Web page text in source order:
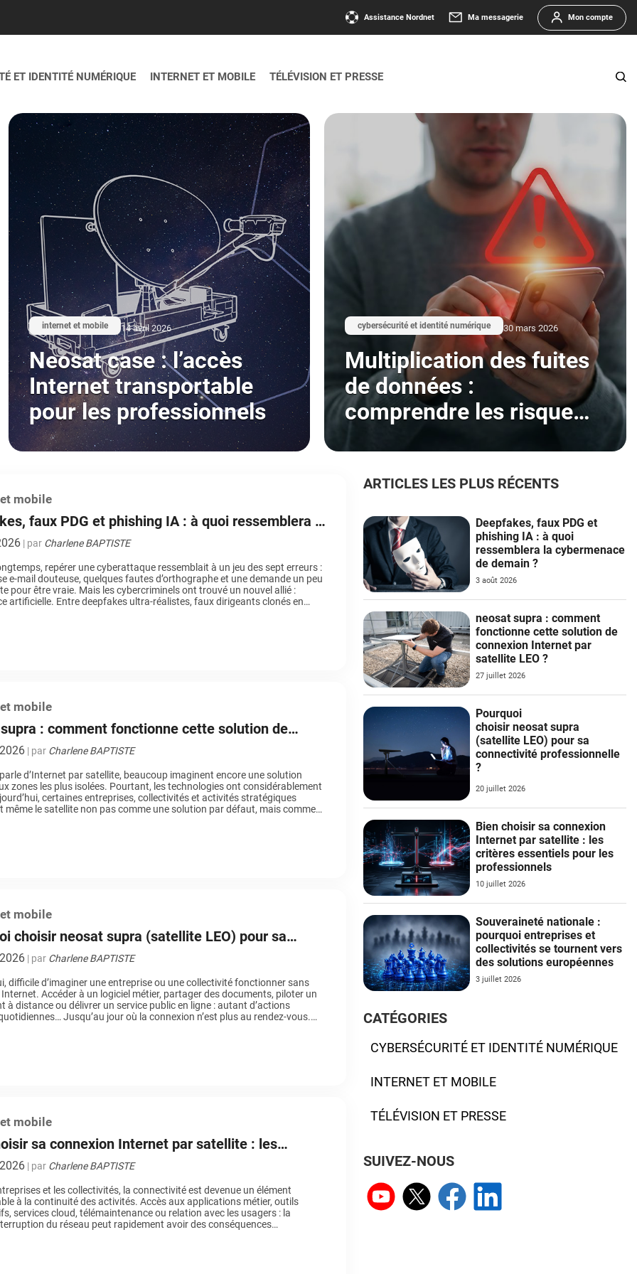
Assistance Nordnet Ma messagerie Mon compte
ET IDENTITÉ NUMÉRIQUE INTERNET ET MOBILE TÉLÉVISION ET PRESSE
internet et mobile 14 avril 2026
Neosat case : l’accès
Internet transportable
pour les professionnels
cybersécurité et identité numérique 30 mars 2026
Multiplication des fuites
de données :
comprendre les risques
sécurité
mobile
faux PDG et phishing IA : à quoi ressemblera la
de demain ?
| par Charlene BAPTISTE
repérer une cyberattaque ressemblait à un jeu des sept erreurs :
e-mail douteuse, quelques fautes d’orthographe et une demande un peu
pour être vraie. Mais les cybercriminels ont trouvé un nouvel allié :
artificielle. Entre deepfakes ultra-réalistes, faux dirigeants clonés en
mobile
: comment fonctionne cette solution de
Internet par satellite LEO ?
| par Charlene BAPTISTE
d’Internet par satellite, beaucoup imaginent encore une solution
zones les plus isolées. Pourtant, les technologies ont considérablement
certaines entreprises, collectivités et activités stratégiques
même le satellite non pas comme une solution par défaut, mais comme
mobile
choisir neosat supra (satellite LEO) pour sa
professionnelle ?
| par Charlene BAPTISTE
difficile d’imaginer une entreprise ou une collectivité fonctionner sans
Accéder à un logiciel métier, partager des documents, piloter un
à distance ou délivrer un service public en ligne : autant d’actions
Jusqu’au jour où la connexion n’est plus au rendez-vous.
mobile
sa connexion Internet par satellite : les
essentiels pour les professionnels
| par Charlene BAPTISTE
et les collectivités, la connectivité est devenue un élément
à la continuité des activités. Accès aux applications métier, outils
services cloud, télémaintenance ou relation avec les usagers : la
du réseau peut rapidement avoir des conséquences
ARTICLES LES PLUS RÉCENTS
Deepfakes, faux PDG et
phishing IA : à quoi
ressemblera la cybermenace
de demain ?
3 août 2026
neosat supra : comment
fonctionne cette solution de
connexion Internet par
satellite LEO ?
27 juillet 2026
Pourquoi
choisir neosat supra
(satellite LEO) pour sa
connectivité professionnelle
?
20 juillet 2026
Bien choisir sa connexion
Internet par satellite : les
critères essentiels pour les
professionnels
10 juillet 2026
Souveraineté nationale :
pourquoi entreprises et
collectivités se tournent vers
des solutions européennes
3 juillet 2026
CATÉGORIES
CYBERSÉCURITÉ ET IDENTITÉ NUMÉRIQUE
INTERNET ET MOBILE
TÉLÉVISION ET PRESSE
SUIVEZ-NOUS